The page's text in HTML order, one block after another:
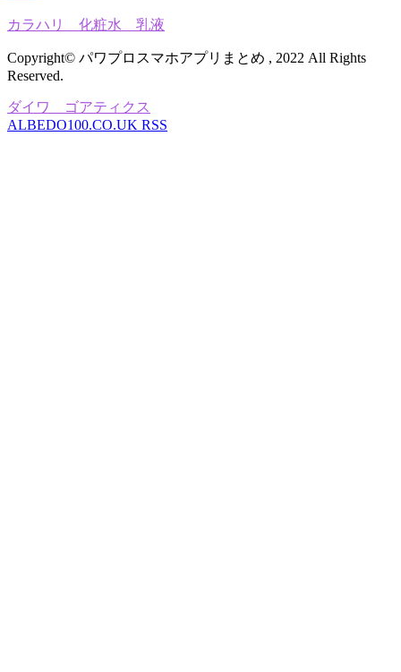
カラハリ 化粧水 乳液
Copyright© パワプロスマホアプリまとめ , 2022 All Rights
Reserved.
ダイワ ゴアティクス
ALBEDO100.CO.UK RSS